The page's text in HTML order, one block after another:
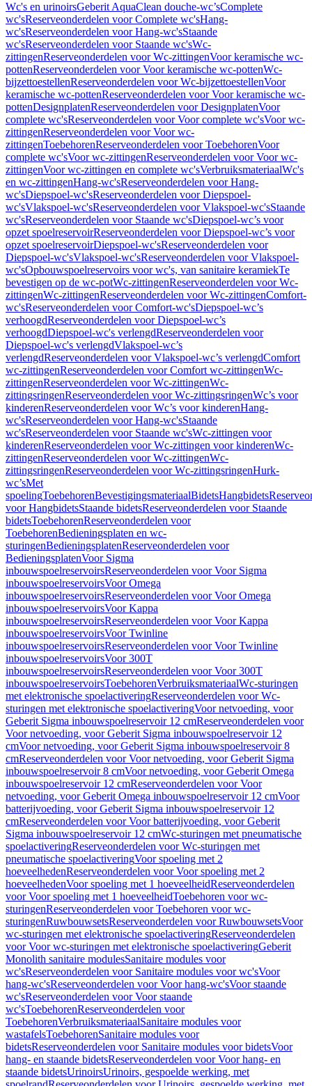
Wc's en urinoirsGeberit AquaClean douche-wc’sComplete
wc'sReserveonderdelen voor Complete wc'sHang-
wc'sReserveonderdelen voor Hang-wc'sStaande
wc'sReserveonderdelen voor Staande wc'sWc-
zittingenReserveonderdelen voor Wc-zittingenVoor keramische wc-
pottenReserveonderdelen voor Voor keramische wc-pottenWc-
bijzettoestellenReserveonderdelen voor Wc-bijzettoestellenVoor
keramische wc-pottenReserveonderdelen voor Voor keramische wc-
pottenDesignplatenReserveonderdelen voor DesignplatenVoor
complete wc'sReserveonderdelen voor Voor complete wc'sVoor wc-
zittingenReserveonderdelen voor Voor wc-
zittingenToebehorenReserveonderdelen voor ToebehorenVoor
complete wc'sVoor wc-zittingenReserveonderdelen voor Voor wc-
zittingenVoor wc-zittingen en complete wc'sVerbruiksmateriaalWc's
en wc-zittingenHang-wc'sReserveonderdelen voor Hang-
wc'sDiepspoel-wc'sReserveonderdelen voor Diepspoel-
wc'sVlakspoel-wc'sReserveonderdelen voor Vlakspoel-wc'sStaande
wc'sReserveonderdelen voor Staande wc'sDiepspoel-wc’s voor
opzet spoelreservoirReserveonderdelen voor Diepspoel-wc’s voor
opzet spoelreservoirDiepspoel-wc'sReserveonderdelen voor
Diepspoel-wc'sVlakspoel-wc'sReserveonderdelen voor Vlakspoel-
wc'sOpbouwspoelreservoirs voor wc's, van sanitaire keramiekTe
bevestigen op de wc-potWc-zittingenReserveonderdelen voor Wc-
zittingenWc-zittingenReserveonderdelen voor Wc-zittingenComfort-
wc'sReserveonderdelen voor Comfort-wc'sDiepspoel-wc’s
verhoogdReserveonderdelen voor Diepspoel-wc’s
verhoogdDiepspoel-wc's verlengdReserveonderdelen voor
Diepspoel-wc's verlengdVlakspoel-wc’s
verlengdReserveonderdelen voor Vlakspoel-wc’s verlengdComfort
wc-zittingenReserveonderdelen voor Comfort wc-zittingenWc-
zittingenReserveonderdelen voor Wc-zittingenWc-
zittingsringenReserveonderdelen voor Wc-zittingsringenWc’s voor
kinderenReserveonderdelen voor Wc’s voor kinderenHang-
wc'sReserveonderdelen voor Hang-wc'sStaande
wc'sReserveonderdelen voor Staande wc'sWc-zittingen voor
kinderenReserveonderdelen voor Wc-zittingen voor kinderenWc-
zittingenReserveonderdelen voor Wc-zittingenWc-
zittingsringenReserveonderdelen voor Wc-zittingsringenHurk-
wc’sMet
spoelingToebehorenBevestigingsmateriaalBidetsHangbidets
voor HangbidetsStaande bidetsReserveonderdelen voor Staande
bidetsToebehorenReserveonderdelen voor
ToebehorenBedieningsplaten en wc-
sturingenBedieningsplatenReserveonderdelen voor
BedieningsplatenVoor Sigma
inbouwspoelreservoirsReserveonderdelen voor Voor Sigma
inbouwspoelreservoirsVoor Omega
inbouwspoelreservoirsReserveonderdelen voor Voor Omega
inbouwspoelreservoirsVoor Kappa
inbouwspoelreservoirsReserveonderdelen voor Voor Kappa
inbouwspoelreservoirsVoor Twinline
inbouwspoelreservoirsReserveonderdelen voor Voor Twinline
inbouwspoelreservoirsVoor 300T
inbouwspoelreservoirsReserveonderdelen voor Voor 300T
inbouwspoelreservoirsToebehorenVerbruiksmateriaalWc-sturingen
met elektronische spoelactiveringReserveonderdelen voor Wc-
sturingen met elektronische spoelactiveringVoor netvoeding, voor
Geberit Sigma inbouwspoelreservoir 12 cmReserveonderdelen voor
Voor netvoeding, voor Geberit Sigma inbouwspoelreservoir 12
cmVoor netvoeding, voor Geberit Sigma inbouwspoelreservoir 8
cmReserveonderdelen voor Voor netvoeding, voor Geberit Sigma
inbouwspoelreservoir 8 cmVoor netvoeding, voor Geberit Omega
inbouwspoelreservoir 12 cmReserveonderdelen voor Voor
netvoeding, voor Geberit Omega inbouwspoelreservoir 12 cmVoor
batterijvoeding, voor Geberit Sigma inbouwspoelreservoir 12
cmReserveonderdelen voor Voor batterijvoeding, voor Geberit
Sigma inbouwspoelreservoir 12 cmWc-sturingen met pneumatische
spoelactiveringReserveonderdelen voor Wc-sturingen met
pneumatische spoelactiveringVoor spoeling met 2
hoeveelhedenReserveonderdelen voor Voor spoeling met 2
hoeveelhedenVoor spoeling met 1 hoeveelheidReserveonderdelen
voor Voor spoeling met 1 hoeveelheidToebehoren voor wc-
sturingenReserveonderdelen voor Toebehoren voor wc-
sturingenRuwbouwsetsReserveonderdelen voor RuwbouwsetsVoor
wc-sturingen met elektronische spoelactiveringReserveonderdelen
voor Voor wc-sturingen met elektronische spoelactiveringGeberit
Monolith sanitaire modulesSanitaire modules voor
wc'sReserveonderdelen voor Sanitaire modules voor wc'sVoor
hang-wc'sReserveonderdelen voor Voor hang-wc'sVoor staande
wc'sReserveonderdelen voor Voor staande
wc'sToebehorenReserveonderdelen voor
ToebehorenVerbruiksmateriaalSanitaire modules voor
wastafelsToebehorenSanitaire modules voor
bidetsReserveonderdelen voor Sanitaire modules voor bidetsVoor
hang- en staande bidetsReserveonderdelen voor Voor hang- en
staande bidetsUrinoirsUrinoirs, gespoelde werking, met